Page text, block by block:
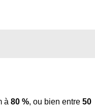
à 80 %, ou bien entre 50